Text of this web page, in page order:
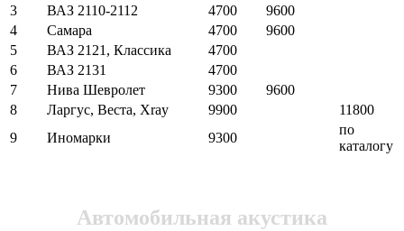
3
ВАЗ 2110-2112 4700
9600
4
Самара 4700
9600
5
ВАЗ 2121, Классика
4700
6
ВАЗ 2131
4700
7
Нива Шевролет 9300
9600
8
Ларгус, Веста, Xray 9900
11800
9
Иномарки 9300
по
каталогу
Автомобильная акустика